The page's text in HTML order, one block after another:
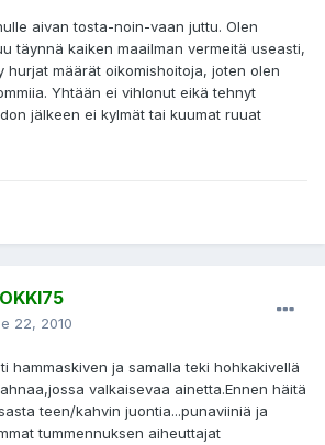
aivan tosta-noin-vaan juttu. Olen
täynnä kaiken maailman vermeitä useasti,
hurjat määrät oikomishoitoja, joten olen
Yhtään ei vihlonut eikä tehnyt
jälkeen ei kylmät tai kuumat ruuat
22, 2010
hammaskiven ja samalla teki hohkakivellä
valkaisevaa ainetta.Ennen häitä
teen/kahvin juontia...punaviiniä ja
tummennuksen aiheuttajat